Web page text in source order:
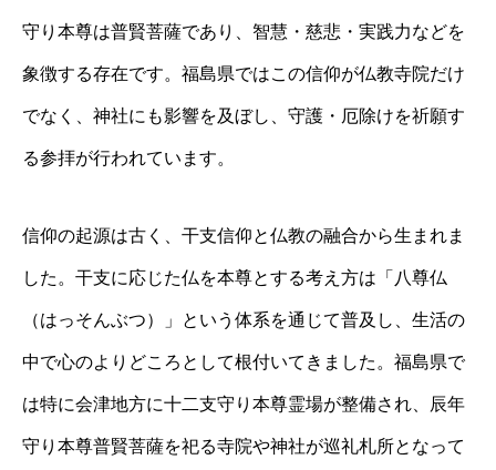
守り本尊は普賢菩薩であり、智慧・慈悲・実践力などを
象徴する存在です。福島県ではこの信仰が仏教寺院だけ
でなく、神社にも影響を及ぼし、守護・厄除けを祈願す
る参拝が行われています。
信仰の起源は古く、干支信仰と仏教の融合から生まれま
した。干支に応じた仏を本尊とする考え方は「八尊仏
（はっそんぶつ）」という体系を通じて普及し、生活の
中で心のよりどころとして根付いてきました。福島県で
は特に会津地方に十二支守り本尊霊場が整備され、辰年
守り本尊普賢菩薩を祀る寺院や神社が巡礼札所となって